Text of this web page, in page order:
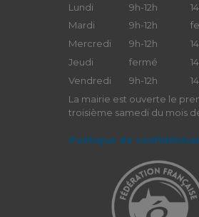
Lundi 9h-12h
Mardi
9h-12h
Mercredi
9h-12h
Jeudi
fermé
Vendredi
9h-12h
La mairie est ouverte le
troisième samedi du mois de
Politique de